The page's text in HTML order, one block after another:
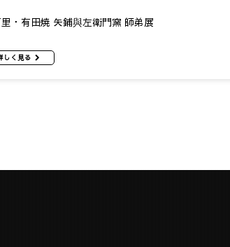
・有田焼 矢鋪與左衛門窯 師弟展
しく見る